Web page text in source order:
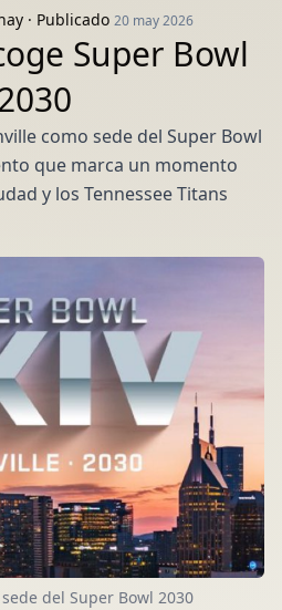
· Publicado 20 may 2026
Super Bowl
como sede del Super Bowl
que marca un momento
y los Tennessee Titans
del Super Bowl 2030